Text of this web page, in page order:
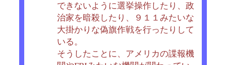
できないように選挙操作したり、政
治家を暗殺したり、９１１みたいな
大掛かりな偽旗作戦を行ったりして
いる。
そうしたことに、アメリカの諜報機